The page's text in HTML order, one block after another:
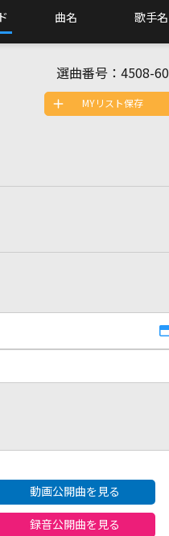
曲名 歌手名
選曲番号： 4508-60
MYリスト保存
動画公開曲を見る
録音公開曲を見る